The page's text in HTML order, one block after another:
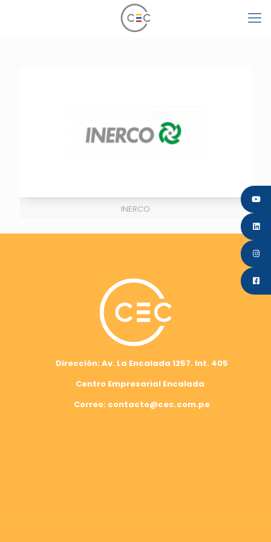
INERCO
Dirección: Av. La Encalada 1257. Int. 405
Centro Empresarial Encalada
Correo: contacto@cec.com.pe